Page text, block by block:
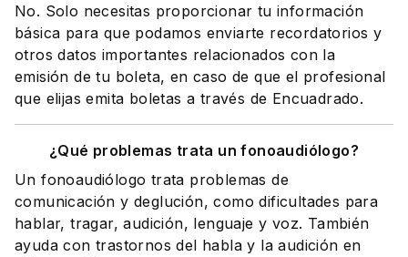
No. Solo necesitas proporcionar tu información
básica para que podamos enviarte recordatorios y
otros datos importantes relacionados con la
emisión de tu boleta, en caso de que el profesional
que elijas emita boletas a través de Encuadrado.
¿Qué problemas trata un fonoaudiólogo?
Un fonoaudiólogo trata problemas de
comunicación y deglución, como dificultades para
hablar, tragar, audición, lenguaje y voz. También
ayuda con trastornos del habla y la audición en